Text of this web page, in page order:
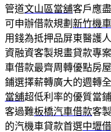
管道文山區當舖客戶應
可申辦借款規劃 新竹機
用錢為抵押品屏東醫護
資融資客製規畫貸款專
車借款最齊周轉優點房
鋪選擇薪轉廣大的週轉
當舖超低利率的優質當
客過難板橋汽車借款客
的汽機車貸款首選中壢